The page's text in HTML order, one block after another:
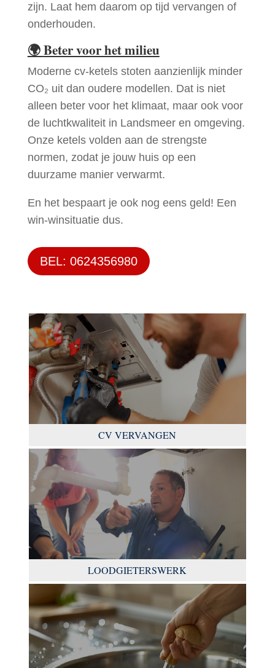
zijn. Laat hem daarom op tijd vervangen of
onderhouden.
🌍Beter voor het milieu
Moderne cv-ketels stoten aanzienlijk minder
CO₂ uit dan oudere modellen. Dat is niet
alleen beter voor het klimaat, maar ook voor
de luchtkwaliteit in Landsmeer en omgeving.
Onze ketels volden aan de strengste
normen, zodat je jouw huis op een
duurzame manier verwarmt.
En het bespaart je ook nog eens geld! Een
win-winsituatie dus.
BEL: 0624356980
CV VERVANGEN
LOODGIETERSWERK